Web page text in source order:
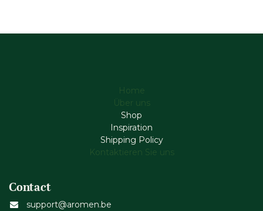
Home
Über uns
Shop
Inspiration
Shipping Policy
Kontaktieren Sie uns
Contact
support@aromen.be